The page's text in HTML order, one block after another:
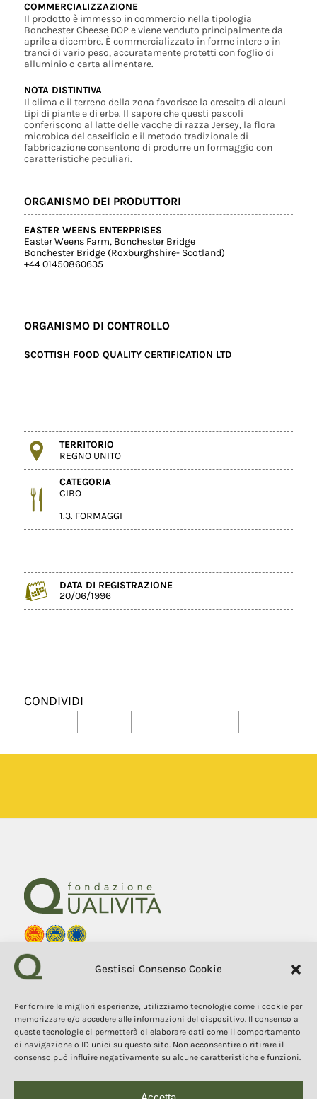
Gestisci Consenso Cookie
Per fornire le migliori esperienze, utilizziamo tecnologie come i cookie per
memorizzare e/o accedere alle informazioni del dispositivo. Il consenso a
queste tecnologie ci permetterà di elaborare dati come il comportamento
di navigazione o ID unici su questo sito. Non acconsentire o ritirare il
consenso può influire negativamente su alcune caratteristiche e funzioni.
COMMERCIALIZZAZIONE
Il prodotto è immesso in commercio nella tipologia
Bonchester Cheese DOP e viene venduto principalmente da
aprile a dicembre. È commercializzato in forme intere o in
tranci di vario peso, accuratamente protetti con foglio di
alluminio o carta alimentare.
NOTA DISTINTIVA
Il clima e il terreno della zona favorisce la crescita di alcuni
tipi di piante e di erbe. Il sapore che questi pascoli
conferiscono al latte delle vacche di razza Jersey, la flora
microbica del caseificio e il metodo tradizionale di
fabbricazione consentono di produrre un formaggio con
caratteristiche peculiari.
ORGANISMO DEI PRODUTTORI
EASTER WEENS ENTERPRISES
Easter Weens Farm, Bonchester Bridge
Bonchester Bridge (Roxburghshire- Scotland)
+44 01450860635
ORGANISMO DI CONTROLLO
SCOTTISH FOOD QUALITY CERTIFICATION LTD
TERRITORIO
REGNO UNITO
CATEGORIA
CIBO
1.3. FORMAGGI
DATA DI REGISTRAZIONE
20/06/1996
CONDIVIDI
Fondazione Qualivita
Sede Via Fontebranda 69
COPYRIGHT 2025
I contenuti, i testi e le immagini di questo sito web sono di
proprietà della Fondazione Qualivita e sono protetti dal diritto
d’autore e dalla normativa sulla proprietà intellettuale. È vietata la
qualsiasi forma, dei contenuti e delle immagini senza espressa